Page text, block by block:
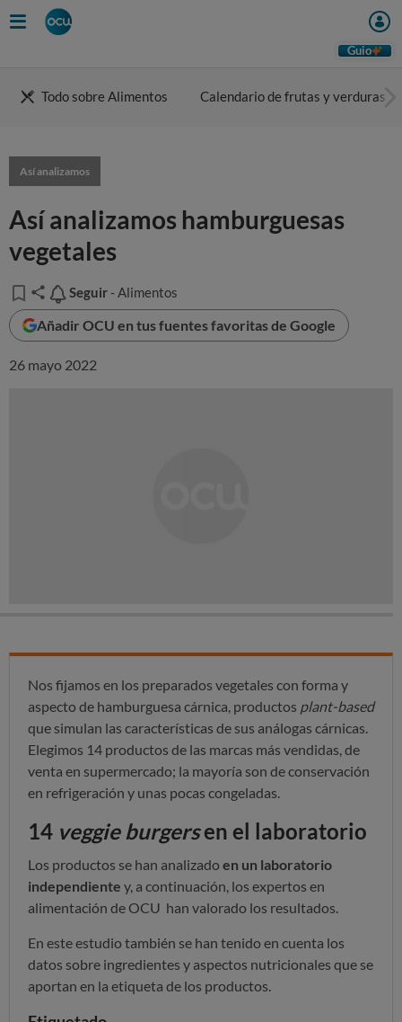
Guio
Todo sobre Alimentos Calendario de frutas y verduras
Así analizamos
Así analizamos hamburguesas
vegetales
Seguir
Seguir - Alimentos
Añadir OCU en tus fuentes favoritas de Google
26 mayo 2022
Nos fijamos en los preparados vegetales con forma y
aspecto de hamburguesa cárnica, productos plant-based
que simulan las características de sus análogas cárnicas.
Elegimos 14 productos de las marcas más vendidas, de
venta en supermercado; la mayoría son de conservación
en refrigeración y unas pocas congeladas.
14 veggie burgersen el laboratorio
Los productos se han analizado en un laboratorio
independiente y, a continuación, los expertos en
alimentación de OCU han valorado los resultados.
En este estudio también se han tenido en cuenta los
datos sobre ingredientes y aspectos nutricionales que se
aportan en la etiqueta de los productos.